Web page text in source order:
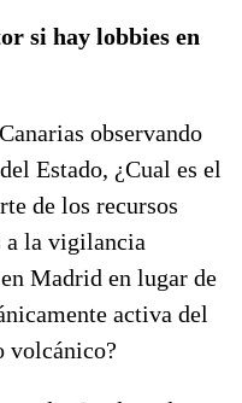
si hay lobbies en
observando
Estado, ¿Cual es el
de los recursos
a la vigilancia
Madrid en lugar de
activa del
volcánico?